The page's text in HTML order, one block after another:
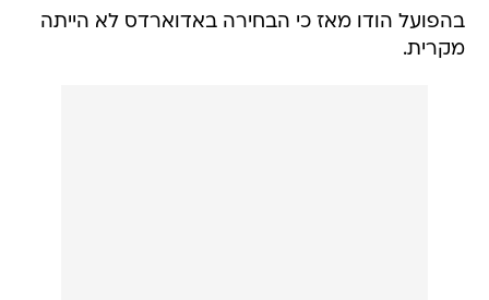
בהפועל הודו מאז כי הבחירה באדוארדס לא הייתה
מקרית.